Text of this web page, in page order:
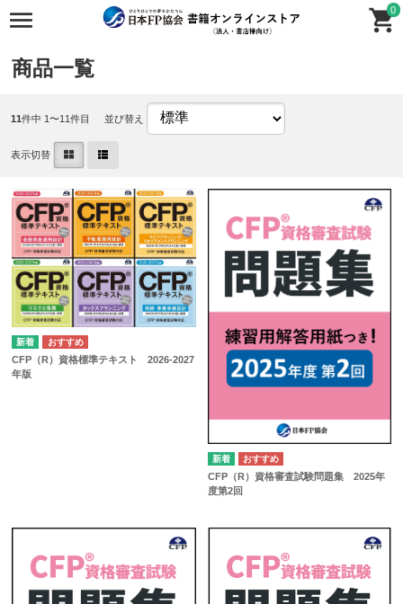
0
商品一覧
11件中 1〜11件目 並び替え
表示切替
CFP（R）資格標準テキスト 2026-2027
年版
CFP（R）資格審査試験問題集 2025年
度第2回